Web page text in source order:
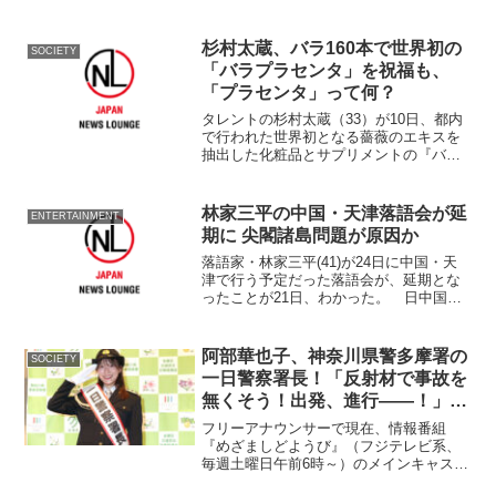
うにと開発した“半生菓子”ロッテの『チョ
コパイ』が...
SOCIETY
杉村太蔵、バラ160本で世界初の
「バラプラセンタ」を祝福も、
「プラセンタ」って何？
タレントの杉村太蔵（33）が10日、都内
で行われた世界初となる薔薇のエキスを
抽出した化粧品とサプリメントの『バラ
登場した。 植物にあるプラセンタ（胎
座）と呼ばれる小...
ENTERTAINMENT
林家三平の中国・天津落語会が延
期に 尖閣諸島問題が原因か
落語家・林家三平(41)が24日に中国・天
津で行う予定だった落語会が、延期とな
ったことが21日、わかった。 日中国交
の理由を「中国語通訳の確保が間に合わ
なかった」と説...
SOCIETY
阿部華也子、神奈川県警多摩署の
一日警察署長！「反射材で事故を
無くそう！出発、進行――！」と
号令
フリーアナウンサーで現在、情報番組
『めざましどようび』（フジテレビ系、
毎週土曜日午前6時～）のメインキャスタ